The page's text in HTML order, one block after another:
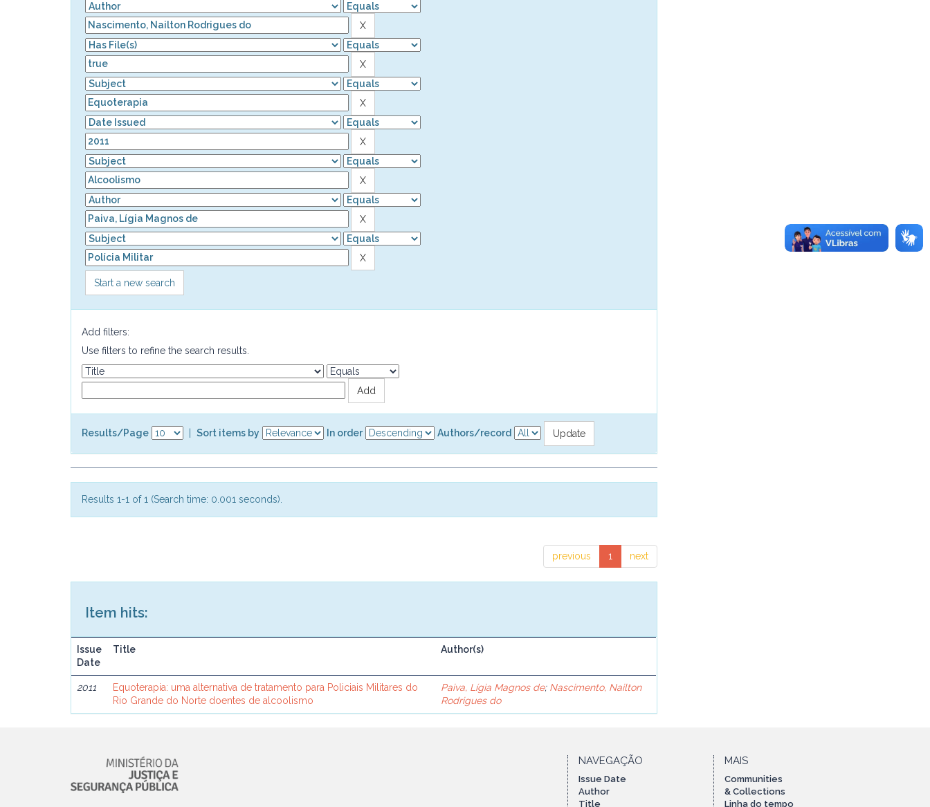
Start a new search
Add filters:
Use filters to refine the search results.
Results/Page Sort items by In order Authors/record
Results 1-1 of 1 (Search time: 0.001 seconds).
previous 1 next
Item hits:
Issue
Date
Title Author(s)
2011
Equoterapia: uma alternativa de tratamento para Policiais Militares do
Rio Grande do Norte doentes de alcoolismo
Paiva, Lígia Magnos de; Nascimento, Nailton
Rodrigues do
NAVEGAÇÃO
Issue Date
Author
Title
MAIS
Communities
& Collections
Linha do tempo